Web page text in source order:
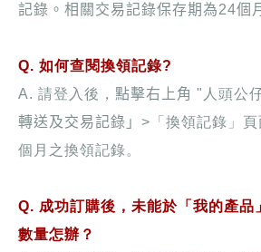
記錄。相關交易記錄保存期為24個
Q. 如何查閱換領記錄?
A. 請登入後， 點擊右上角 "人頭公
轉送 及交易記錄」 > 「換領記錄」
個月之換領記錄。
Q. 成功訂購後，未能於「我的產品
數量怎辦？